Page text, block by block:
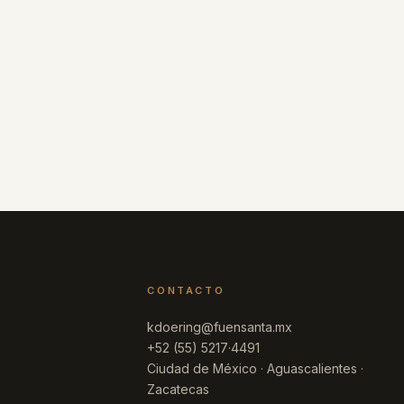
CONTACTO
kdoering@fuensanta.mx
+52 (55) 5217·4491
Ciudad de México · Aguascalientes ·
Zacatecas